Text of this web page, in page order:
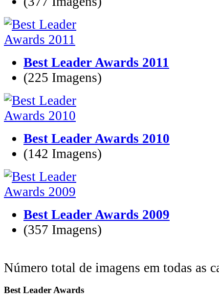
Best Leader Awards 2011
(225 Imagens)
Best Leader Awards 2010
(142 Imagens)
Best Leader Awards 2009
(357 Imagens)
Número total de imagens em todas as
Best Leader Awards